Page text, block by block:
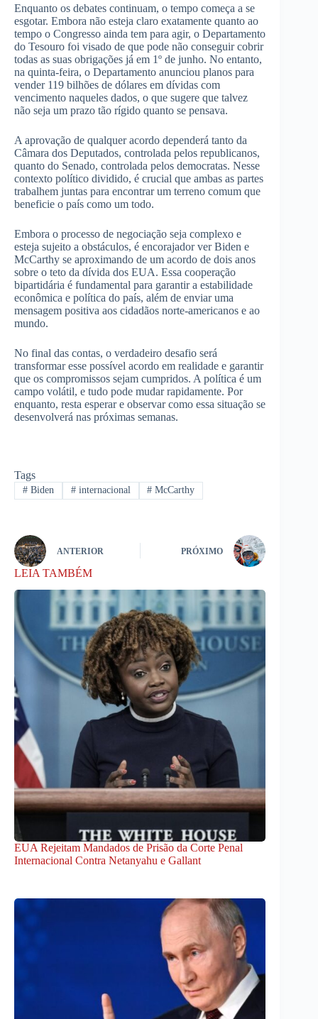
Enquanto os debates continuam, o tempo começa a se
esgotar. Embora não esteja claro exatamente quanto ao
tempo o Congresso ainda tem para agir, o Departamento
do Tesouro foi visado de que pode não conseguir cobrir
todas as suas obrigações já em 1º de junho. No entanto,
na quinta-feira, o Departamento anunciou planos para
vender 119 bilhões de dólares em dívidas com
vencimento naqueles dados, o que sugere que talvez
não seja um prazo tão rígido quanto se pensava.
A aprovação de qualquer acordo dependerá tanto da
Câmara dos Deputados, controlada pelos republicanos,
quanto do Senado, controlada pelos democratas. Nesse
contexto político dividido, é crucial que ambas as partes
trabalhem juntas para encontrar um terreno comum que
beneficie o país como um todo.
Embora o processo de negociação seja complexo e
esteja sujeito a obstáculos, é encorajador ver Biden e
McCarthy se aproximando de um acordo de dois anos
sobre o teto da dívida dos EUA. Essa cooperação
bipartidária é fundamental para garantir a estabilidade
econômica e política do país, além de enviar uma
mensagem positiva aos cidadãos norte-americanos e ao
mundo.
No final das contas, o verdadeiro desafio será
transformar esse possível acordo em realidade e garantir
que os compromissos sejam cumpridos. A política é um
campo volátil, e tudo pode mudar rapidamente. Por
enquanto, resta esperar e observar como essa situação se
desenvolverá nas próximas semanas.
Tags
#Biden #internacional # McCarthy
ANTERIOR PRÓXIMO
LEIA TAMBÉM
EUA Rejeitam Mandados de Prisão da Corte Penal
Internacional Contra Netanyahu e Gallant